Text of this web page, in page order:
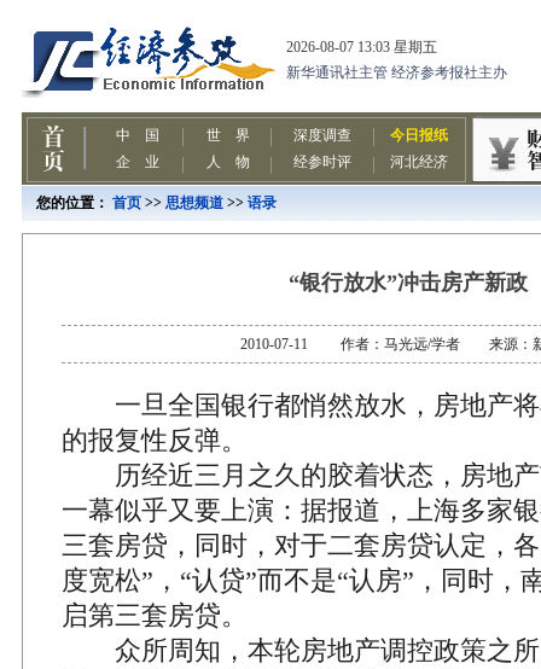
您的位置： 首页 >> 思想频道 >> 语录
“银行放水”冲击房产新政
2010-07-11 作者：马光远/学者 来源：
一旦全国银行都悄然放水，房地产将
的报复性反弹。
历经近三月之久的胶着状态，房地产
一幕似乎又要上演：据报道，上海多家
三套房贷，同时，对于二套房贷认定，
度宽松”，“认贷”而不是“认房”，同时，
启第三套房贷。
众所周知，本轮房地产调控政策之所